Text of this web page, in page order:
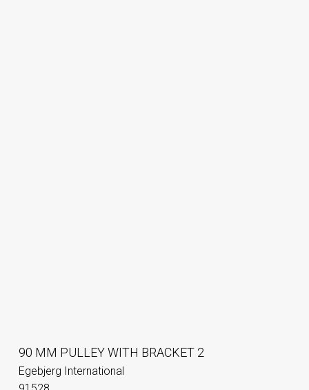
90 MM PULLEY WITH BRACKET 2
Egebjerg International